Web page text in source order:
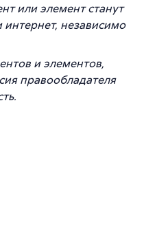
или элемент станут
независимо
и элементов,
правообладателя